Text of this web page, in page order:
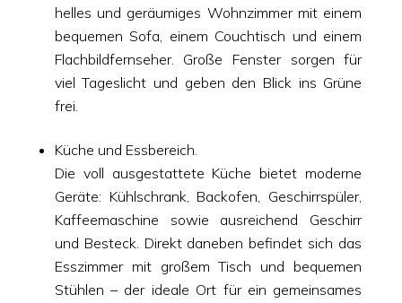
helles und geräumiges Wohnzimmer mit einem
bequemen Sofa, einem Couchtisch und einem
Flachbildfernseher. Große Fenster sorgen für
viel Tageslicht und geben den Blick ins Grüne
frei.
Küche und Essbereich.
Die voll ausgestattete Küche bietet moderne
Geräte: Kühlschrank, Backofen, Geschirrspüler,
Kaffeemaschine sowie ausreichend Geschirr
und Besteck. Direkt daneben befindet sich das
Esszimmer mit großem Tisch und bequemen
Stühlen – der ideale Ort für ein gemeinsames